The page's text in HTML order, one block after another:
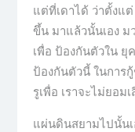
แต่ที่เดาได้ ว่าตั้งแ
ขึ้น มาแล้วนั้นเอง
เพื่อ ป้องกันตัวใน
ป้องกันตัวนี้ ในการ
รูเพื่อ เราจะไม่ยอมเ
แผ่นดินสยามไปนั้นเ